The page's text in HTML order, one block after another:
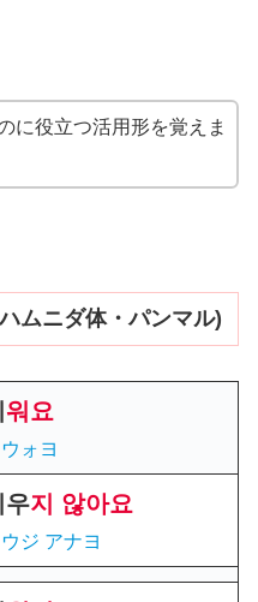
に役立つ活用形を覚えま
ムニダ体・パンマル)
워요
ォヨ
우지 않아요
ジ アナヨ